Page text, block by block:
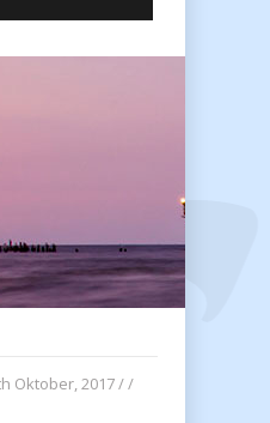
Oktober, 2017 / /